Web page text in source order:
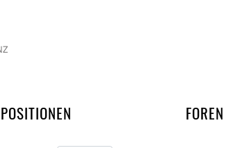
POSITIONEN FOREN